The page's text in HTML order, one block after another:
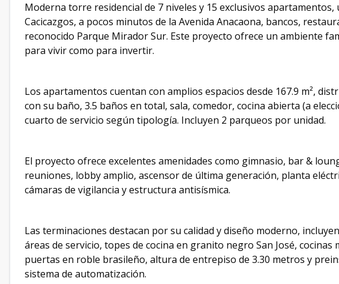
Moderna torre residencial de 7 niveles y 15 exclusivos
Cacicazgos, a pocos minutos de la Avenida Anacaona, bancos,
reconocido Parque Mirador Sur. Este proyecto ofrece un ambiente
para vivir como para invertir.
Los apartamentos cuentan con amplios espacios desde 167.9 m²,
con su baño, 3.5 baños en total, sala, comedor, cocina abierta (a
cuarto de servicio según tipología. Incluyen 2 parqueos por unidad.
El proyecto ofrece excelentes amenidades como gimnasio, bar &
reuniones, lobby amplio, ascensor de última generación, planta
cámaras de vigilancia y estructura antisísmica.
Las terminaciones destacan por su calidad y diseño moderno,
áreas de servicio, topes de cocina en granito negro San José,
puertas en roble brasileño, altura de entrepiso de 3.30 metros y
sistema de automatización.